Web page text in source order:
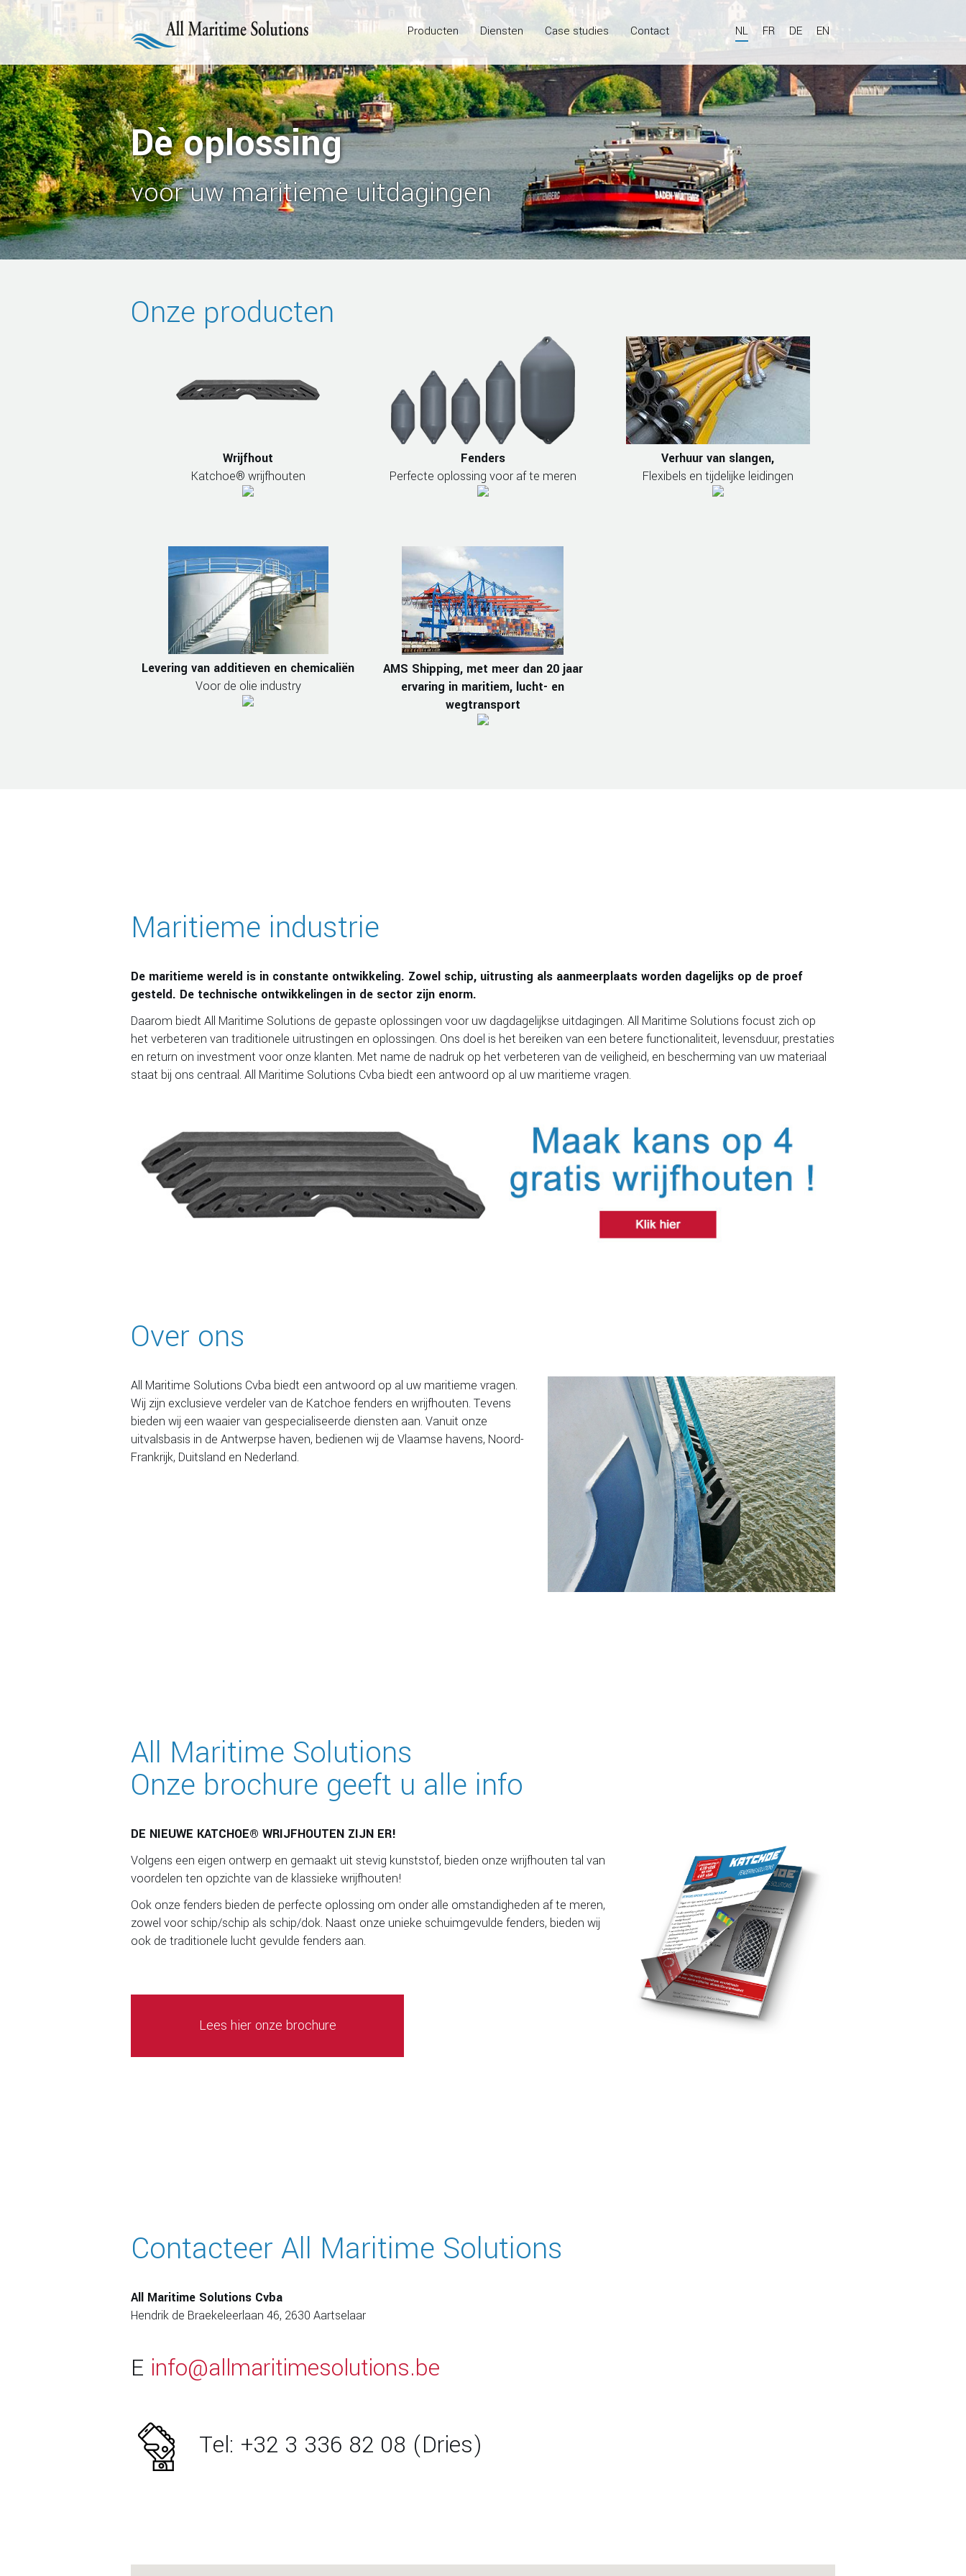
Producten Diensten Case studies Contact NL FR DE EN
Dè oplossing
voor uw maritieme uitdagingen
Onze producten
Wrijfhout
Katchoe® wrijfhouten
Fenders
Perfecte oplossing voor af te meren
Verhuur van slangen,
Flexibels en tijdelijke leidingen
Levering van additieven en chemicaliën
Voor de olie industry
AMS Shipping, met meer dan 20 jaar
ervaring in maritiem, lucht- en
wegtransport
Maritieme industrie
De maritieme wereld is in constante ontwikkeling. Zowel schip, uitrusting als aanmeerplaats worden dagelijks op de proef
gesteld. De technische ontwikkelingen in de sector zijn enorm.
Daarom biedt All Maritime Solutions de gepaste oplossingen voor uw dagdagelijkse uitdagingen. All Maritime Solutions focust zich op
het verbeteren van traditionele uitrustingen en oplossingen. Ons doel is het bereiken van een betere functionaliteit, levensduur, prestaties
en return on investment voor onze klanten. Met name de nadruk op het verbeteren van de veiligheid, en bescherming van uw materiaal
staat bij ons centraal. All Maritime Solutions Cvba biedt een antwoord op al uw maritieme vragen.
Over ons
All Maritime Solutions Cvba biedt een antwoord op al uw maritieme vragen.
Wij zijn exclusieve verdeler van de Katchoe fenders en wrijfhouten. Tevens
bieden wij een waaier van gespecialiseerde diensten aan. Vanuit onze
uitvalsbasis in de Antwerpse haven, bedienen wij de Vlaamse havens, Noord-
Frankrijk, Duitsland en Nederland.
All Maritime Solutions
Onze brochure geeft u alle info
DE NIEUWE KATCHOE® WRIJFHOUTEN ZIJN ER!
Volgens een eigen ontwerp en gemaakt uit stevig kunststof, bieden onze wrijfhouten tal van
voordelen ten opzichte van de klassieke wrijfhouten!
Ook onze fenders bieden de perfecte oplossing om onder alle omstandigheden af te meren,
zowel voor schip/schip als schip/dok. Naast onze unieke schuimgevulde fenders, bieden wij
ook de traditionele lucht gevulde fenders aan.
Lees hier onze brochure
Contacteer All Maritime Solutions
All Maritime Solutions Cvba
Hendrik de Braekeleerlaan 46, 2630 Aartselaar
E info@allmaritimesolutions.be
Tel: +32 3 336 82 08 (Dries)